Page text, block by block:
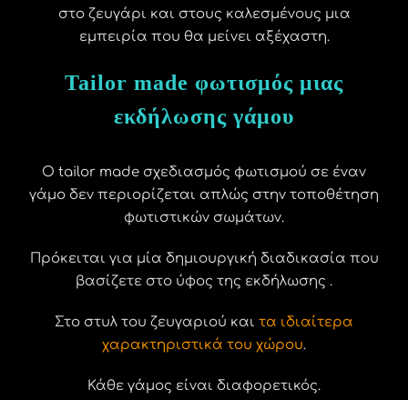
στο ζευγάρι και στους καλεσμένους μια
εμπειρία που θα μείνει αξέχαστη.
Tailor made φωτισμός μιας
εκδήλωσης γάμου
Ο tailor made σχεδιασμός φωτισμού σε έναν
γάμο δεν περιορίζεται απλώς στην τοποθέτηση
φωτιστικών σωμάτων.
Πρόκειται για μία δημιουργική διαδικασία που
βασίζετε στο ύφος της εκδήλωσης .
Στο στυλ του ζευγαριού και τα ιδιαίτερα
χαρακτηριστικά του χώρου.
Κάθε γάμος είναι διαφορετικός.